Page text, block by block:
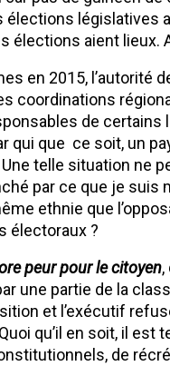
élections législatives
élections aient lieux.
en 2015, l’autorité
coordinations
de certains
qui que ce soit, un
Une telle situation ne
par ce que je suis
ethnie que
électoraux ?
peur pour le citoyen
une partie de la
et l’exécutif
qu’il en soit, il est
de